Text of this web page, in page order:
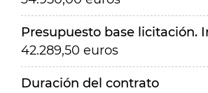
Presupuesto base licitación.
42.289,50 euros
Duración del contrato